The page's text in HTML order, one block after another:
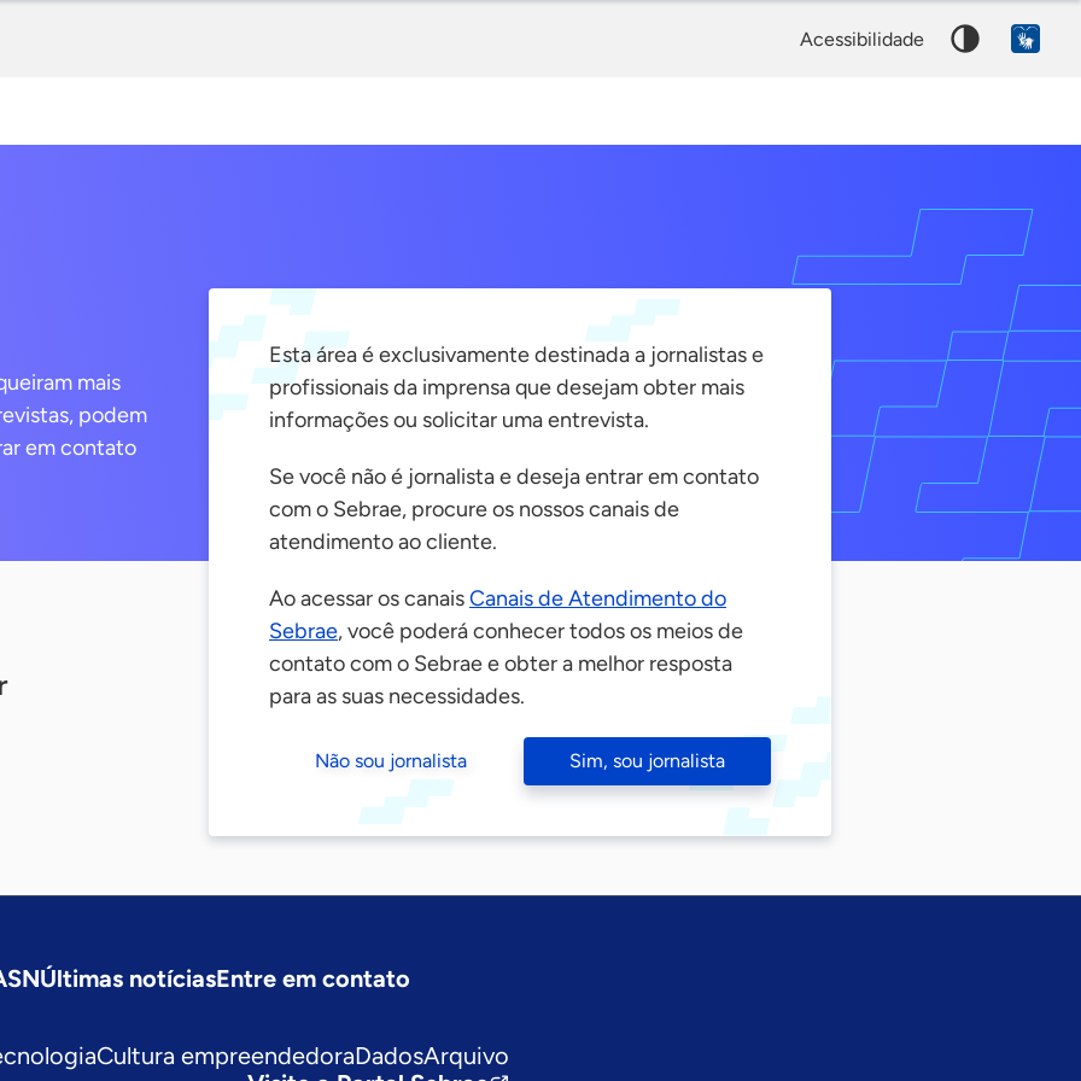
acessibilidade
Palavra
chave
mais
podem
em contato
Esta área é exclusivamente destinada a jornalistas e
profissionais da imprensa que desejam obter mais
informações ou solicitar uma entrevista.
Se você não é jornalista e deseja entrar em contato
com o Sebrae, procure os nossos canais de
atendimento ao cliente.
Ao acessar os canaisCanais de Atendimento do
Sebrae, você poderá conhecer todos os meios de
contato com o Sebrae e obter a melhor resposta
para as suas necessidades.
Não sou jornalista Sim, sou jornalista
Últimas notíciasEntre em contato
Cultura empreendedoraDadosArquivo